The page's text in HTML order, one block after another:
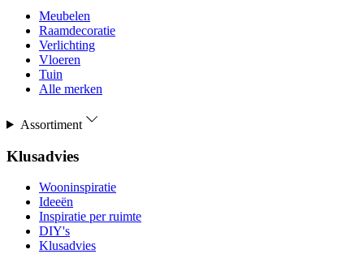
Meubelen
Raamdecoratie
Verlichting
Vloeren
Tuin
Alle merken
Assortiment
Klusadvies
Wooninspiratie
Ideeën
Inspiratie per ruimte
DIY's
Klusadvies